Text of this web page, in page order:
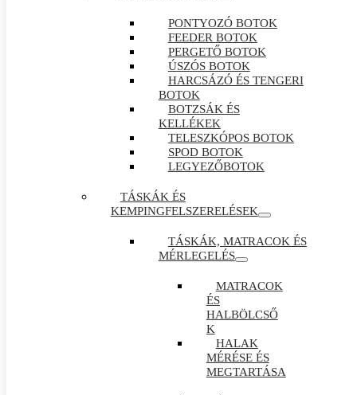
PONTYOZÓ BOTOK
FEEDER BOTOK
PERGETŐ BOTOK
ÚSZÓS BOTOK
HARCSÁZÓ ÉS TENGERI
BOTOK
BOTZSÁK ÉS
KELLÉKEK
TELESZKÓPOS BOTOK
SPOD BOTOK
LEGYEZŐBOTOK
TÁSKÁK ÉS
KEMPINGFELSZERELÉSEK
TÁSKÁK, MATRACOK ÉS
MÉRLEGELÉS
MATRACOK
ÉS
HALBÖLCSŐ
K
HALAK
MÉRÉSE ÉS
MEGTARTÁSA